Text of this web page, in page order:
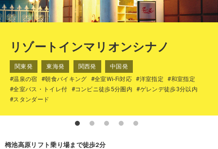
リゾートインマリオンシナノ
関東発 東海発 関西発
中国発
#温泉の宿
#朝食バイキング #全室Wi-Fi対応 #洋室指定
#和室指定
#全室バス・トイレ付
#コンビニ徒歩5分圏内
#ゲレンデ徒歩3分以内
#スタンダード
栂池高原リフト乗り場まで徒歩2分